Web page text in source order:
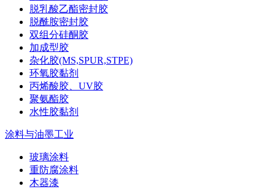
脱乳酸乙酯密封胶
脱酰胺密封胶
双组分硅酮胶
加成型胶
杂化胶(MS,SPUR,STPE)
环氧胶黏剂
丙烯酸胶、UV胶
聚氨酯胶
水性胶黏剂
涂料与油墨工业
玻璃涂料
重防腐涂料
木器漆